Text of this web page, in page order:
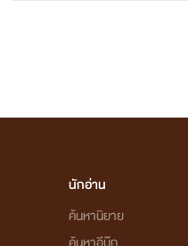
นักอ่าน
ค้นหานิยาย